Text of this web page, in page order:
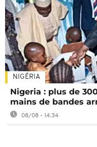
NIGÉRIA
Nigeria : plus de
mains de bandes
08/08 - 14:34